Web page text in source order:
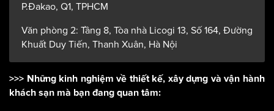
P.Đakao, Q1, TPHCM
Văn phòng 2: Tầng 8, Tòa nhà Licogi 13, Số 164, Đường
Khuất Duy Tiến, Thanh Xuân, Hà Nội
>>> Những kinh nghiệm về thiết kế, xây dựng và vận hành
khách sạn mà bạn đang quan tâm: